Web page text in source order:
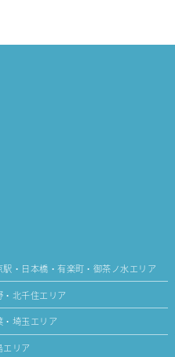
駅・日本橋・有楽町・御茶ノ水エリア
・北千住エリア
・埼玉エリア
エリア